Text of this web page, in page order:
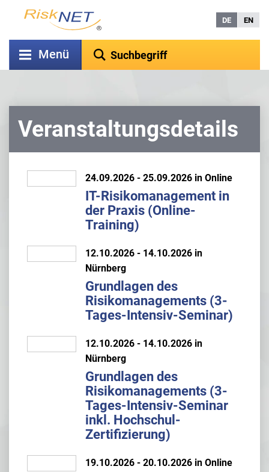
DE EN
Menü
Veranstaltungsdetails
24.09.2026 - 25.09.2026 in Online
IT-Risikomanagement in
der Praxis (Online-
Training)
12.10.2026 - 14.10.2026 in
Nürnberg
Grundlagen des
Risikomanagements (3-
Tages-Intensiv-Seminar)
12.10.2026 - 14.10.2026 in
Nürnberg
Grundlagen des
Risikomanagements (3-
Tages-Intensiv-Seminar
inkl. Hochschul-
Zertifizierung)
19.10.2026 - 20.10.2026 in Online